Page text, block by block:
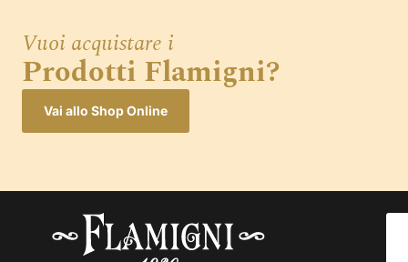
Vuoi acquistare i
Prodotti Flamigni?
Vai allo Shop Online